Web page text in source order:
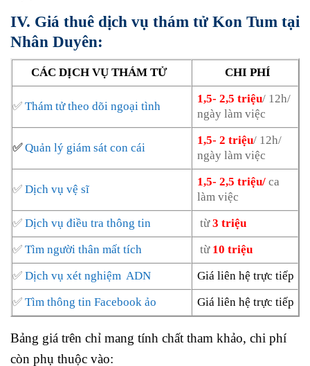
IV. Giá thuê dịch vụ thám tử Kon Tum tại
Nhân Duyên:
CÁC DỊCH VỤ THÁM TỬ CHI PHÍ
✅ Thám tử theo dõi ngoại tình
1,5- 2,5 triệu/ 12h/
ngày làm việc
✅ Quản lý giám sát con cái
1,5- 2 triệu/ 12h/
ngày làm việc
✅ Dịch vụ vệ sĩ
1,5- 2,5 triệu/ ca
làm việc
✅ Dịch vụ điều tra thông tin từ3 triệu
✅ Tìm người thân mất tích từ 10 triệu
✅ Dịch vụ xét nghiệm ADN
Giá liên hệ trực tiếp
✅ Tìm thông tin Facebook ảo Giá liên hệ trực tiếp
Bảng giá trên chỉ mang tính chất tham khảo, chi phí
còn phụ thuộc vào: